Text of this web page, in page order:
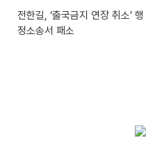
전한길, ‘출국금지 연장 취소’ 행
정소송서 패소